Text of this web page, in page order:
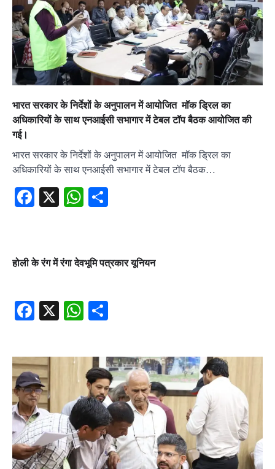
भारत सरकार के निर्देशों के अनुपालन में आयोजित मॉक ड्रिल का
अधिकारियों के साथ एनआईसी सभागार में टेबल टॉप बैठक आयोजित की
गई।
भारत सरकार के निर्देशों के अनुपालन में आयोजित मॉक ड्रिल का
अधिकारियों के साथ एनआईसी सभागार में टेबल टॉप बैठक…
Facebook
X WhatsApp
होली के रंग में रंगा देवभूमि पत्रकार यूनियन
Facebook
X WhatsApp